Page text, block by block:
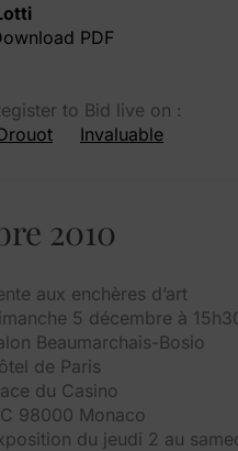
PDF
to Bid live on :
Invaluable
2010
aux enchères d’art
5 décembre à
Beaumarchais-Bosio
de Paris
du Casino
98000 Monaco
du jeudi 2 au